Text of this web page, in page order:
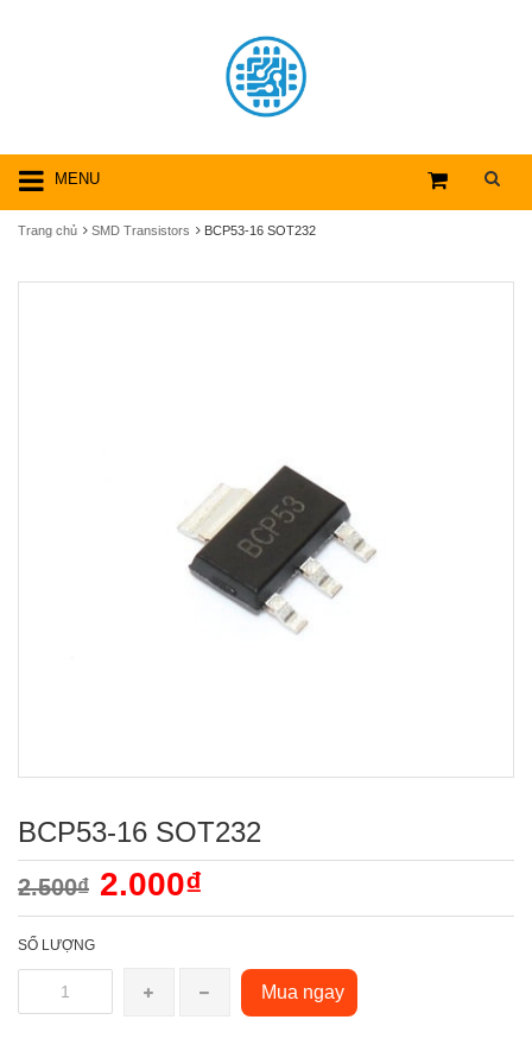
MENU
Trang chủ SMD Transistors BCP53-16 SOT232
BCP53-16 SOT232
2.500₫ 2.000₫
SỐ LƯỢNG
Mua ngay